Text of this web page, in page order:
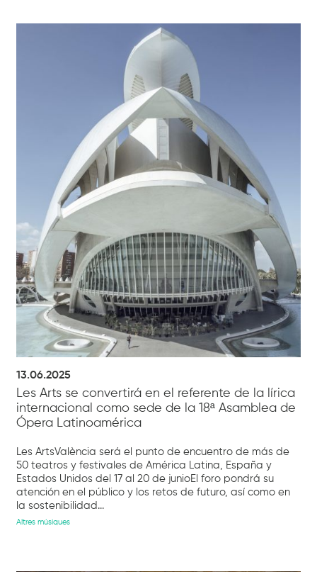
13.06.2025
Les Arts se convertirá en el referente de la lírica
internacional como sede de la 18ª Asamblea de
Ópera Latinoamérica
Les ArtsValència será el punto de encuentro de más de
50 teatros y festivales de América Latina, España y
Estados Unidos del 17 al 20 de junioEl foro pondrá su
atención en el público y los retos de futuro, así como en
la sostenibilidad...
Altres músiques